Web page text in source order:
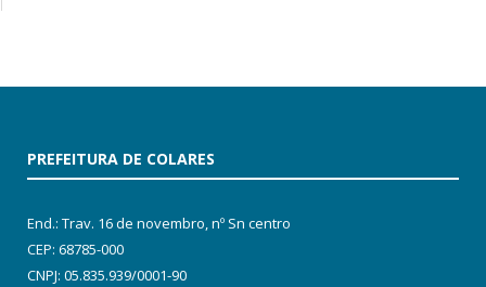
PREFEITURA DE COLARES
End.: Trav. 16 de novembro, nº Sn centro
CEP: 68785-000
CNPJ: 05.835.939/0001-90